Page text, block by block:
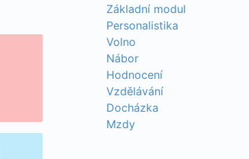
Základní modul
Personalistika
Volno
Nábor
Hodnocení
Vzdělávání
Docházka
Mzdy